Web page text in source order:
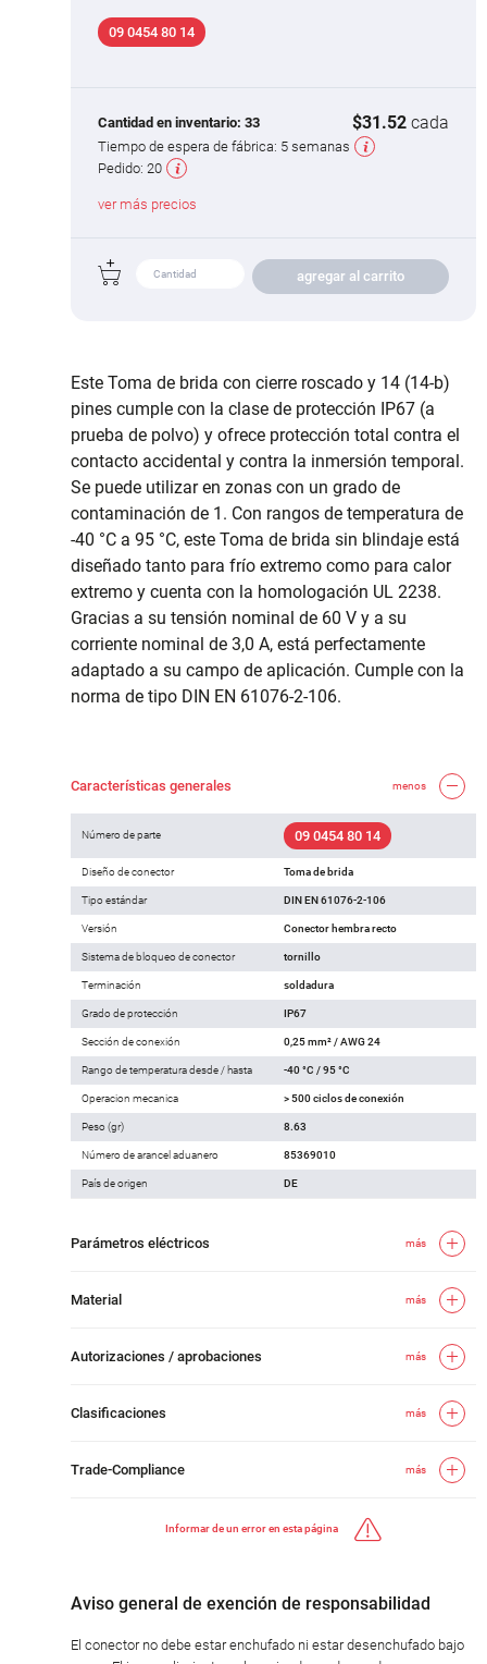
09 0454 80 14
Cantidad en inventario: 33 $31.52 cada
Tiempo de espera de fábrica: 5 semanas
Pedido: 20
ver más precios
agregar al carrito
Este Toma de brida con cierre roscado y 14 (14-b)
pines cumple con la clase de protección IP67 (a
prueba de polvo) y ofrece protección total contra el
contacto accidental y contra la inmersión temporal.
Se puede utilizar en zonas con un grado de
contaminación de 1. Con rangos de temperatura de
-40 °C a 95 °C, este Toma de brida sin blindaje está
diseñado tanto para frío extremo como para calor
extremo y cuenta con la homologación UL 2238.
Gracias a su tensión nominal de 60 V y a su
corriente nominal de 3,0 A, está perfectamente
adaptado a su campo de aplicación. Cumple con la
norma de tipo DIN EN 61076-2-106.
Características generales menos
Número de parte 09 0454 80 14
Diseño de conector Toma de brida
Tipo estándar DIN EN 61076-2-106
Versión Conector hembra recto
Sistema de bloqueo de conector tornillo
Terminación soldadura
Grado de protección IP67
Sección de conexión 0,25 mm² / AWG 24
Rango de temperatura desde / hasta -40 °C / 95 °C
Operacion mecanica > 500 ciclos de conexión
Peso (gr) 8.63
Número de arancel aduanero 85369010
País de origen DE
Parámetros eléctricos más
Material más
Autorizaciones / aprobaciones más
Clasificaciones más
Trade-Compliance más
Informar de un error en esta página
Aviso general de exención de responsabilidad
El conector no debe estar enchufado ni estar desenchufado bajo